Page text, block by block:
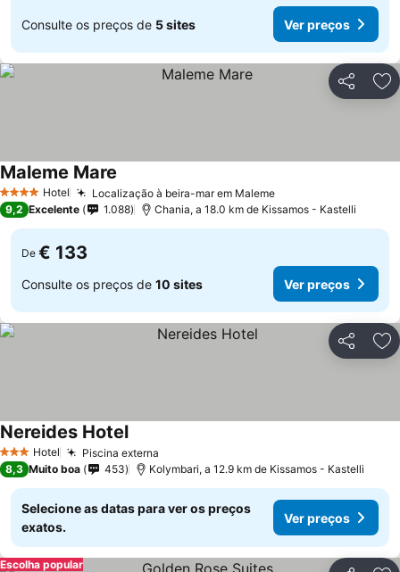
Consulte os preços de 5 sites Ver preços
Partilhar
4 EstrelasHotel Localização à beira-mar em Maleme
Maleme Mare
9,2 Excelente 1.088 Chania, a 18.0 km de Kissamos - Kastelli
De € 133
Consulte os preços de 10 sites Ver preços
Partilhar
3 EstrelasHotel Piscina externa
Nereides Hotel
8,3 Muito boa 453 Kolymbari, a 12.9 km de Kissamos - Kastelli
Selecione as datas para ver os preços
exatos.
Ver preços
Escolha popular